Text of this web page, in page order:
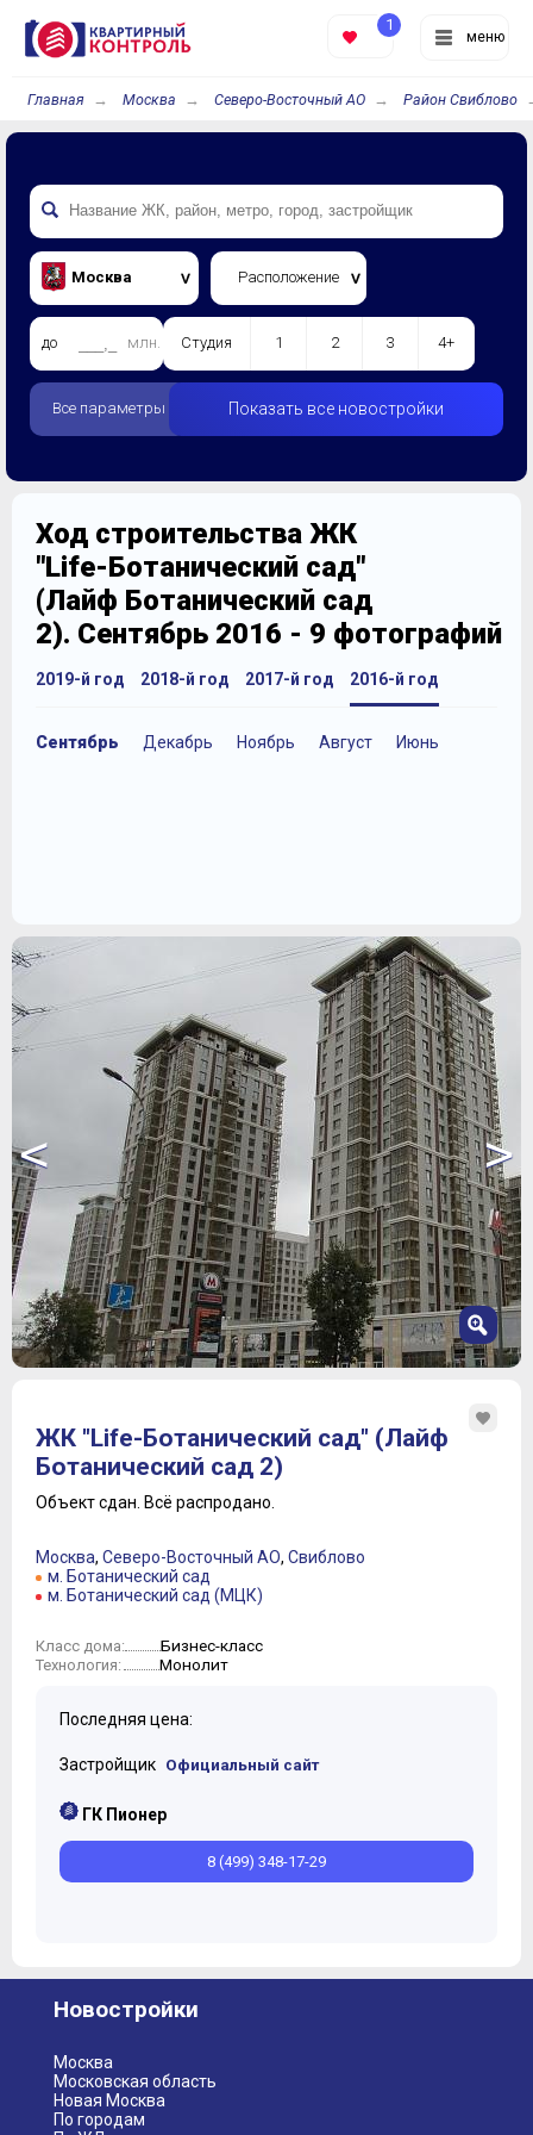
меню
1
Главная Москва Северо-Восточный АО Район Свиблово
Москва Расположение
до млн. Студия 1 2 3 4+
Все параметры Показать все новостройки
Ход строительства ЖК
"Life-Ботанический сад"
(Лайф Ботанический сад
2). Сентябрь 2016 - 9 фотографий
2019-й год 2018-й год 2017-й год 2016-й год
Сентябрь Декабрь Ноябрь Август Июнь
< >
3
4
5
8
9
ЖК "Life-Ботанический сад" (Лайф
Ботанический сад 2)
Объект сдан. Всё распродано.
Москва, Северо-Восточный АО, Свиблово
м. Ботанический сад
м. Ботанический сад (МЦК)
Класс дома: Бизнес-класс
Технология: Монолит
Последняя цена:
Застройщик Официальный сайт
ГК Пионер
8 (499) 348-17-29
Новостройки
Москва
Московская область
Новая Москва
По городам